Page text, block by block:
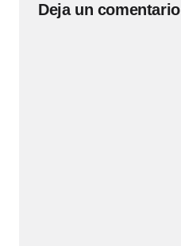
Deja un comentario